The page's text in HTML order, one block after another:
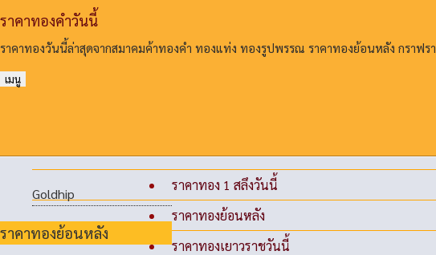
ราคาทองคําวันนี้
ราคาทองวันนี้ล่าสุดจากสมาคมค้าทองคํา ทองแท่ง ทองรูปพรรณ ราคาทองย้อนหลัง กราฟร
เมนู
Goldhip
ราคาทองย้อนหลัง
ราคาทอง 1 สลึงวันนี้
ราคาทองย้อนหลัง
ราคาทองเยาวราชวันนี้